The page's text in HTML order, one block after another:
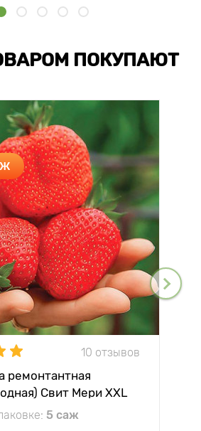
ПОКУПАЮТ
10 отзывов
ремонтантная
Свит Мери XXL
5 саж